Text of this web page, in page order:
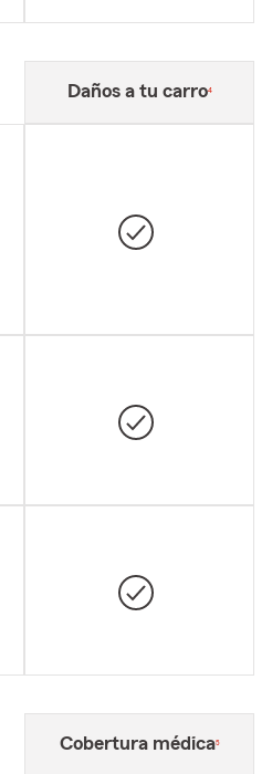
Daños a tu carro4
Cobertura médica5